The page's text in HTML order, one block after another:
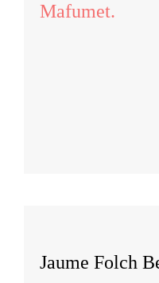
Mafumet.
Jaume Folch